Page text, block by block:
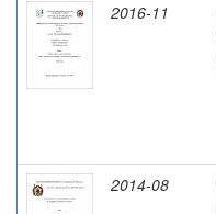
2016-11
2014-08